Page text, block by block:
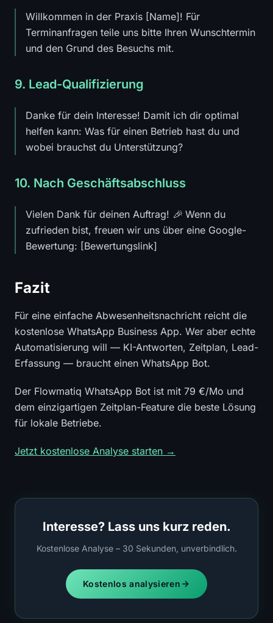
Willkommen in der Praxis [Name]! Für
Terminanfragen teile uns bitte Ihren Wunschtermin
und den Grund des Besuchs mit.
9. Lead-Qualifizierung
Danke für dein Interesse! Damit ich dir optimal
helfen kann: Was für einen Betrieb hast du und
wobei brauchst du Unterstützung?
10. Nach Geschäftsabschluss
Vielen Dank für deinen Auftrag! 🎉 Wenn du
zufrieden bist, freuen wir uns über eine Google-
Bewertung: [Bewertungslink]
Fazit
Für eine einfache Abwesenheitsnachricht reicht die
kostenlose WhatsApp Business App. Wer aber echte
Automatisierung will — KI-Antworten, Zeitplan, Lead-
Erfassung — braucht einen WhatsApp Bot.
Der Flowmatiq WhatsApp Bot ist mit 79 €/Mo und
dem einzigartigen Zeitplan-Feature die beste Lösung
für lokale Betriebe.
Jetzt kostenlose Analyse starten →
Interesse? Lass uns kurz reden.
Kostenlose Analyse – 30 Sekunden, unverbindlich.
Kostenlos analysieren